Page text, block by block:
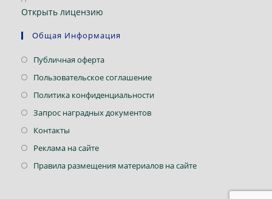
Открыть лицензию
Общая Информация
Публичная офертаОткроется
в
Пользовательское соглашениеОткроется
в
Политика конфиденциальностиОткроется
Запрос наградных документовОткроется
Контакты
в
Реклама на сайтеОткроется
в
Правила размещения материалов на сайтеОткроется